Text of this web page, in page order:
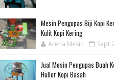
Mesin Pengupas Biji Kopi
Kulit Kopi Kering
Arena Mesin Sept
Jual Mesin Pengupas Buah
Huller Kopi Basah